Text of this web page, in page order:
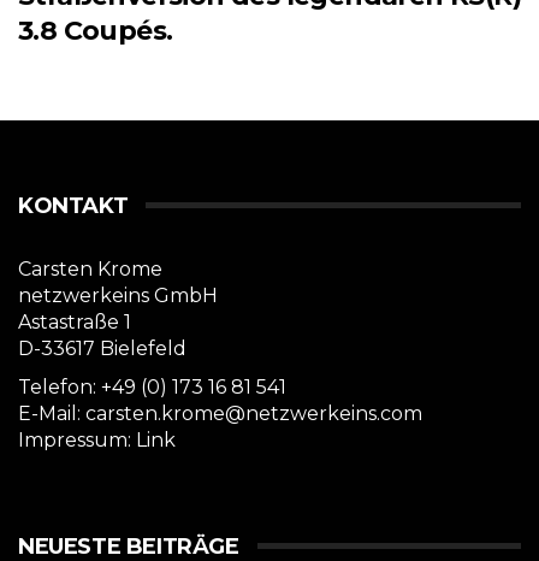
3.8 Coupés.
KONTAKT
Carsten Krome
netzwerkeins GmbH
Astastraße 1
D-33617 Bielefeld
Telefon: +49 (0) 173 16 81 541
E-Mail: carsten.krome@netzwerkeins.com
Impressum: Link
NEUESTE BEITRÄGE